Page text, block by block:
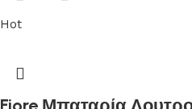
Hot